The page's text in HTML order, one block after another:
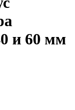
и 60 мм